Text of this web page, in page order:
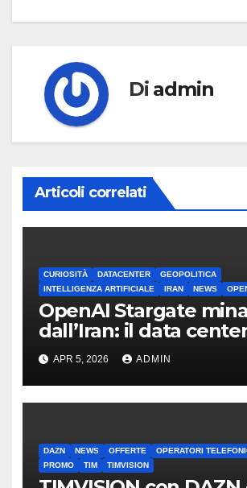
Di admin
Articoli correlati
CURIOSITÀ DATACENTER
GEOPOLITICA
INTELLIGENZA ARTIFICIALE
IRAN NEWS
OpenAI Stargate
dall’Iran: il data
mirino
APR 5, 2026 ADMIN
DAZN NEWS OFFERTE OPERATORI
PROMO
TIM TIMVISION